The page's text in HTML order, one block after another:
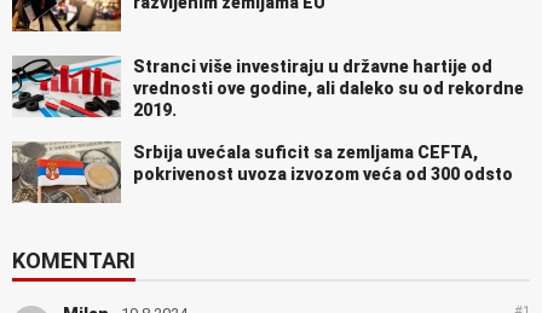
Stranci više investiraju u državne hartije od
vrednosti ove godine, ali daleko su od rekordne
2019.
Srbija uvećala suficit sa zemljama CEFTA,
pokrivenost uvoza izvozom veća od 300 odsto
KOMENTARI